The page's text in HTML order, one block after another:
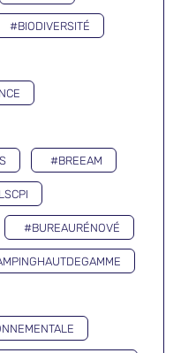
#BIODIVERSITÉ
#BREEAM
#BUREAURÉNOVÉ